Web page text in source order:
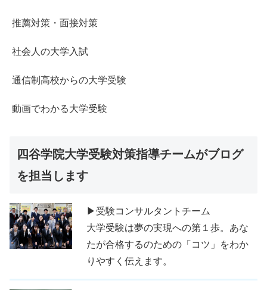
推薦対策・面接対策
社会人の大学入試
通信制高校からの大学受験
動画でわかる大学受験
四谷学院大学受験対策指導チームがブログ
を担当します
▶受験コンサルタントチーム
大学受験は夢の実現への第１歩。あな
たが合格するのための「コツ」をわか
りやすく伝えます。